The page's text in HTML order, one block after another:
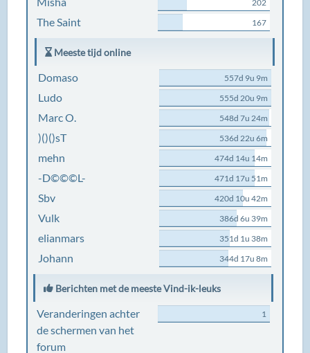
202
The Saint 167
Meeste tijd online
Domaso 557d 9u 9m
Ludo 555d 20u 9m
Marc O. 548d 7u 24m
)()()sT 536d 22u 6m
mehn 474d 14u 14m
-D©©©L- 471d 17u 51m
Sbv 420d 10u 42m
Vulk 386d 6u 39m
elianmars 351d 1u 38m
Johann 344d 17u 8m
Berichten met de meeste Vind-ik-leuks
Veranderingen achter
de schermen van het
forum
1